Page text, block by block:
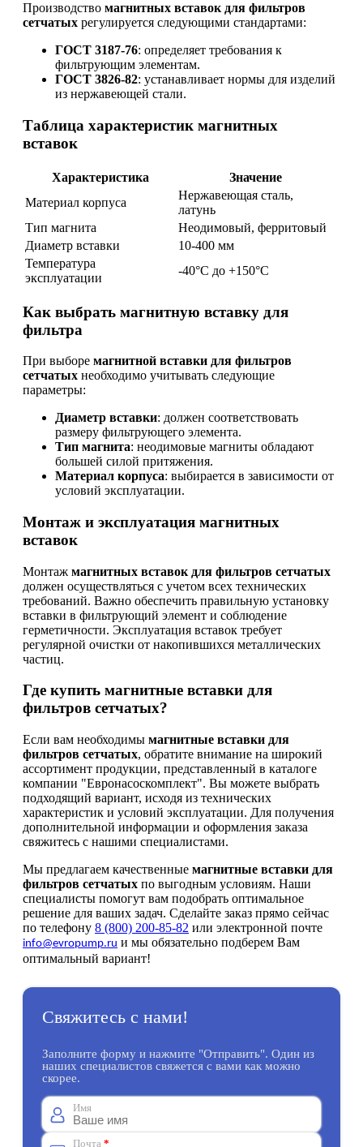
Производство магнитных вставок для фильтров
сетчатых регулируется следующими стандартами:
ГОСТ 3187-76: определяет требования к
фильтрующим элементам.
ГОСТ 3826-82: устанавливает нормы для изделий
из нержавеющей стали.
Таблица характеристик магнитных
вставок
Характеристика
Значение
Материал корпуса
Нержавеющая сталь,
латунь
Тип магнита
Неодимовый, ферритовый
Диаметр вставки
10-400 мм
Температура
эксплуатации
-40°C до +150°C
Как выбрать магнитную вставку для
фильтра
При выборе магнитной вставки для фильтров
сетчатых необходимо учитывать следующие
параметры:
Диаметр вставки: должен соответствовать
размеру фильтрующего элемента.
Тип магнита: неодимовые магниты обладают
большей силой притяжения.
Материал корпуса: выбирается в зависимости от
условий эксплуатации.
Монтаж и эксплуатация магнитных
вставок
Монтаж магнитных вставок для фильтров сетчатых
должен осуществляться с учетом всех технических
требований. Важно обеспечить правильную установку
вставки в фильтрующий элемент и соблюдение
герметичности. Эксплуатация вставок требует
регулярной очистки от накопившихся металлических
частиц.
Где купить магнитные вставки для
фильтров сетчатых?
Если вам необходимы магнитные вставки для
фильтров сетчатых, обратите внимание на широкий
ассортимент продукции, представленный в каталоге
компании "Евронасоскомплект". Вы можете выбрать
подходящий вариант, исходя из технических
характеристик и условий эксплуатации. Для получения
дополнительной информации и оформления заказа
свяжитесь с нашими специалистами.
Мы предлагаем качественные магнитные вставки для
фильтров сетчатых по выгодным условиям. Наши
специалисты помогут вам подобрать оптимальное
решение для ваших задач. Сделайте заказ прямо сейчас
по телефону 8 (800) 200-85-82 или электронной почте
info@evropump.ru и мы обязательно подберем Вам
оптимальный вариант!
Свяжитесь с нами!
Заполните форму и нажмите "Отправить". Один из
наших специалистов свяжется с вами как можно
скорее.
Имя
Почта *